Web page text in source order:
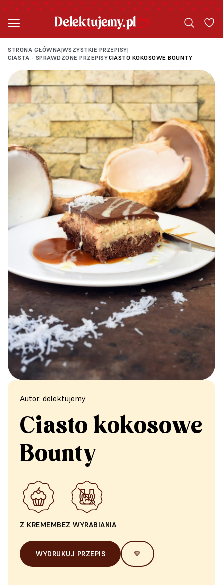
STRONA GŁÓWNA|WSZYSTKIE PRZEPISY|
CIASTA - SPRAWDZONE PRZEPISY|CIASTO KOKOSOWE BOUNTY
Autor: delektujemy
Ciasto kokosowe
Bounty
Z KREMEMBEZ WYRABIANIA
WYDRUKUJ PRZEPIS 🧡